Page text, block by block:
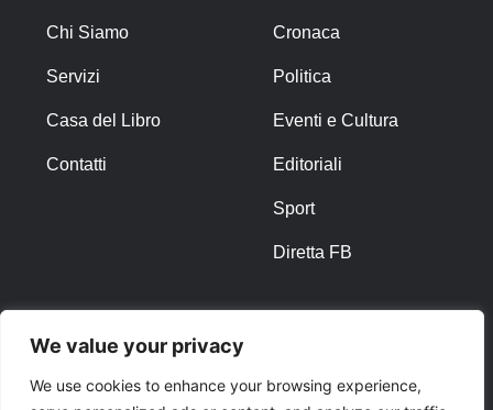
We value your privacy
We use cookies to enhance your browsing experience,
Chi Siamo
Servizi
Casa del Libro
Contatti
Cronaca
Politica
Eventi e Cultura
Editoriali
Sport
Diretta FB